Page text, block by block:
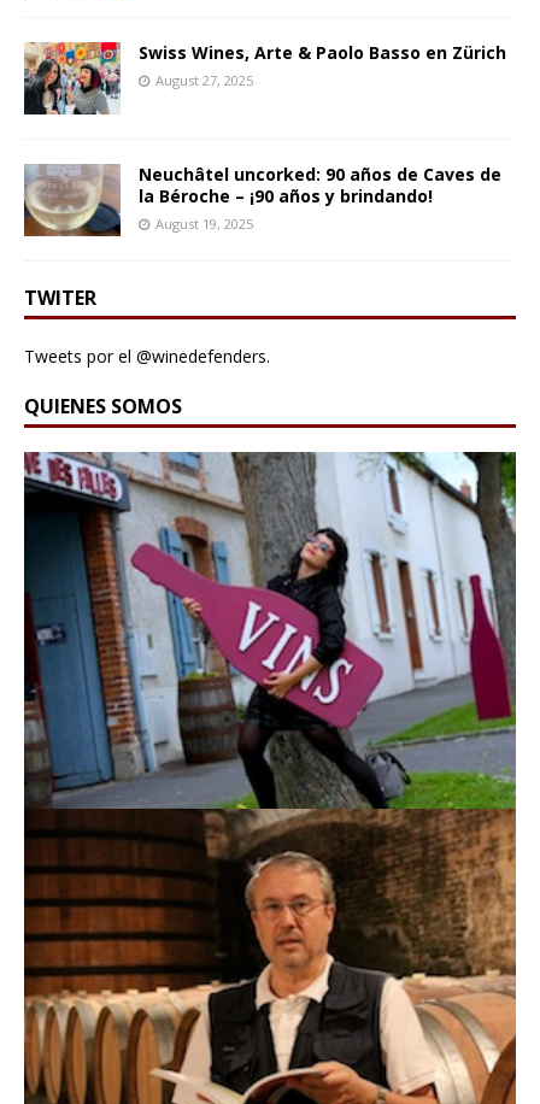
Swiss Wines, Arte & Paolo Basso en Zürich
August 27, 2025
Neuchâtel uncorked: 90 años de Caves de
la Béroche – ¡90 años y brindando!
August 19, 2025
TWITER
Tweets por el @winedefenders.
QUIENES SOMOS